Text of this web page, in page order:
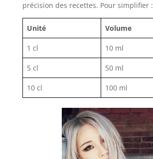
précision des recettes. Pour simplifier :
Unité Volume
1 cl 10 ml
5 cl 50 ml
10 cl 100 ml